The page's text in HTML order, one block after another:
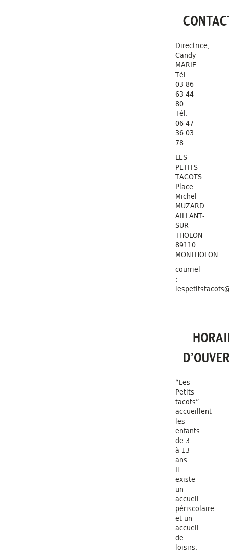
Directrice,
Candy
MARIE
Tél.
03 86
63 44
80
Tél.
06 47
36 03
78
LES
PETITS
TACOTS
Place
Michel
MUZARD
AILLANT-
SUR-
THOLON
89110
MONTHOLON
courriel
:
“Les
Petits
tacots”
accueillent
les
enfants
de 3
à 13
ans.
Il
existe
un
accueil
périscolaire
et un
accueil
de
loisirs.